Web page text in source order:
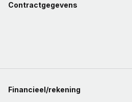
Contractgegevens
Financieel/rekening